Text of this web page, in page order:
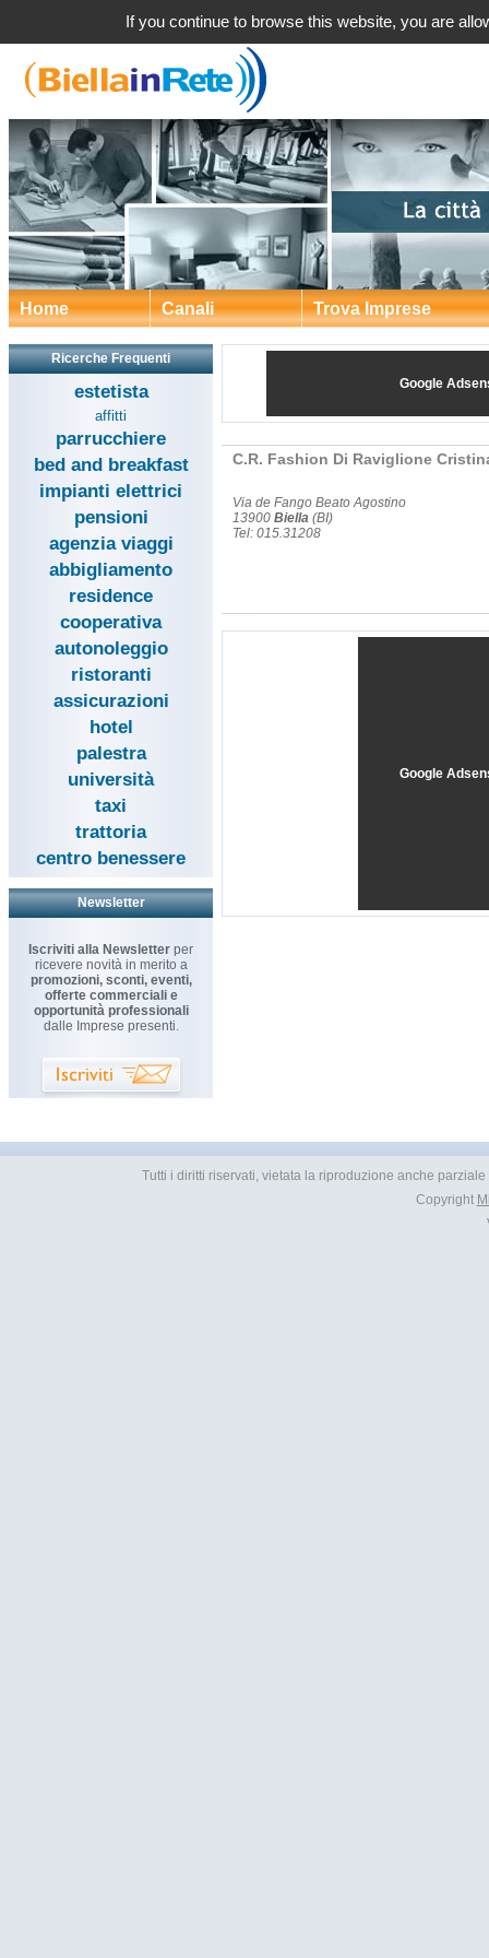
Home Canali Trova Imprese
Ricerche Frequenti
estetista
affitti
parrucchiere
bed and breakfast
impianti elettrici
pensioni
agenzia viaggi
abbigliamento
residence
cooperativa
autonoleggio
ristoranti
assicurazioni
hotel
palestra
università
taxi
trattoria
centro benessere
Newsletter
Iscriviti alla Newsletter per
ricevere novità in merito a
promozioni, sconti, eventi,
offerte commerciali e
opportunità professionali
dalle Imprese presenti.
Google
C.R. Fashion Di Raviglione
Via de Fango Beato Agostino
13900 Biella (BI)
Tel: 015.31208
Google
Tutti i diritti riservati, vietata la riproduzione anche
Copyright
If you continue to browse this website, you are